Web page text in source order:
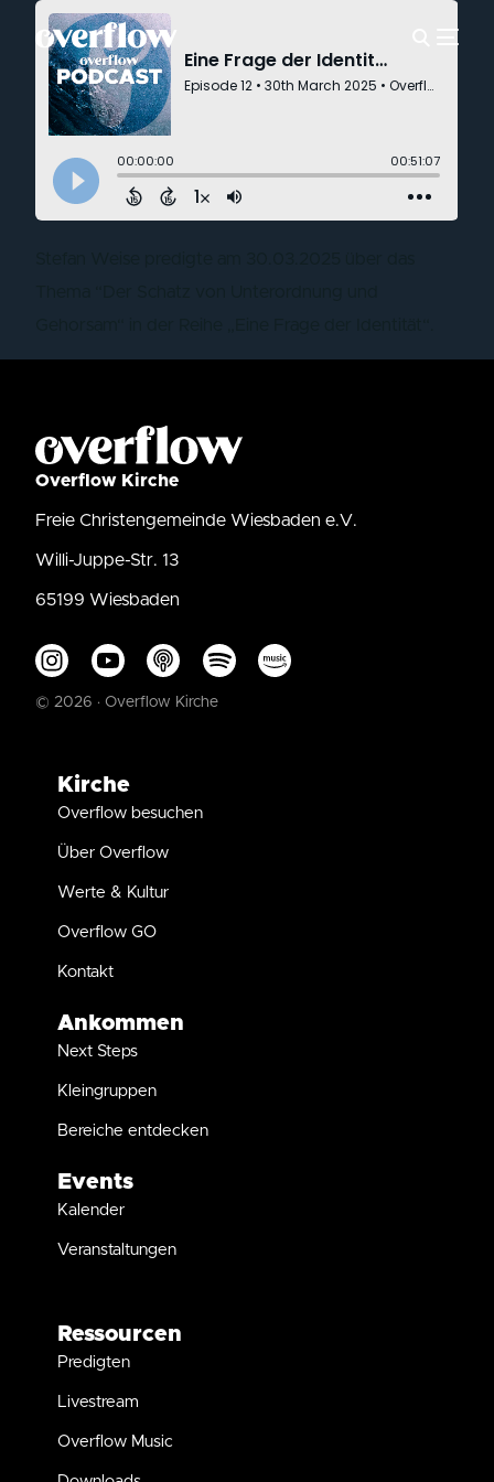
Overflow Kirche
Freie Christengemeinde Wiesbaden e.V.
Willi-Juppe-Str. 13
65199 Wiesbaden
© 2026 · Overflow Kirche
Kirche
Overflow besuchen
Über Overflow
Werte & Kultur
Overflow GO
Kontakt
Ankommen
Next Steps
Kleingruppen
Bereiche entdecken
Events
Kalender
Veranstaltungen
Ressourcen
Predigten
Livestream
Overflow Music